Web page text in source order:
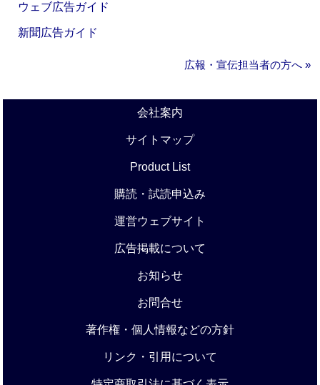
ウェブ広告ガイド
新聞広告ガイド
広報・宣伝担当者の方へ »
会社案内
サイトマップ
Product List
購読・試読申込み
運営ウェブサイト
広告掲載について
お知らせ
お問合せ
著作権・個人情報などの方針
リンク・引用について